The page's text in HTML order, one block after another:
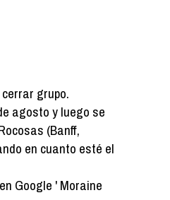
grupo.
agosto y luego se
(Banff,
en cuanto esté el
Google ' Moraine